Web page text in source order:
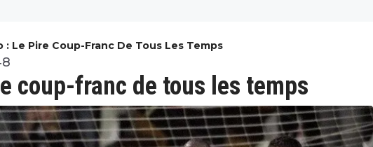
: Le Pire Coup-Franc De Tous Les Temps
coup-franc de tous les temps